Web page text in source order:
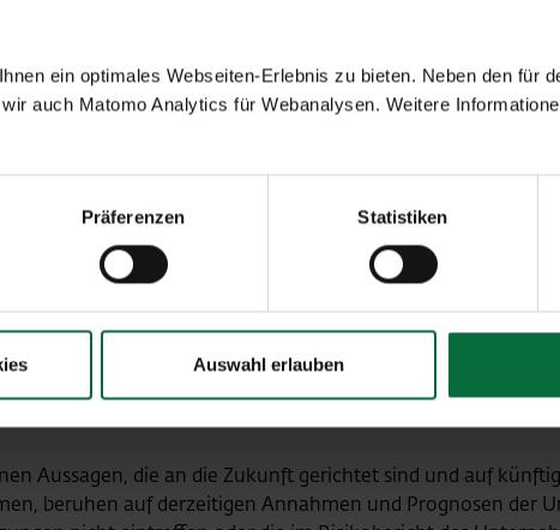
ein optimales Webseiten-Erlebnis zu bieten. Neben den für
auch Matomo Analytics für Webanalysen. Weitere
Präferenzen Statistiken
Auswahl erlauben
neugestaltete Terminal 2 in Betrieb gehen und
Sicherheitskontrolle und dem neuen Shopping- und
auf das Flughafen-Vorfeld. Auch der City Airport Train
eine gewohnt schnelle und komfortable Verbindung direkt
geht am Flughafen Wien in Betrieb
konsequent fort: Im Frühjahr 2022 wird
auf
etwa 48 Fußballfeldern. Mit insgesamt acht
seines Strombedarfs aus Sonnenenergie beziehen.
Maßnahmen wird der Flughafen Wien im Jahr
sein.
Aussagen, die an die Zukunft gerichtet sind und auf
beruhen auf derzeitigen Annahmen und Prognosen der